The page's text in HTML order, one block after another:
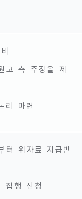
고 측 주장을 제
리 마련
터 위자료 지급받
집행 신청